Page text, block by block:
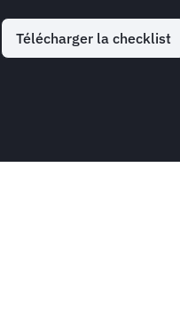
Télécharger la checklist